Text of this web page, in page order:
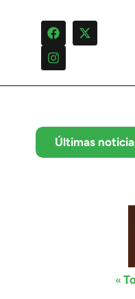
Últimas
continúa con el gran
«